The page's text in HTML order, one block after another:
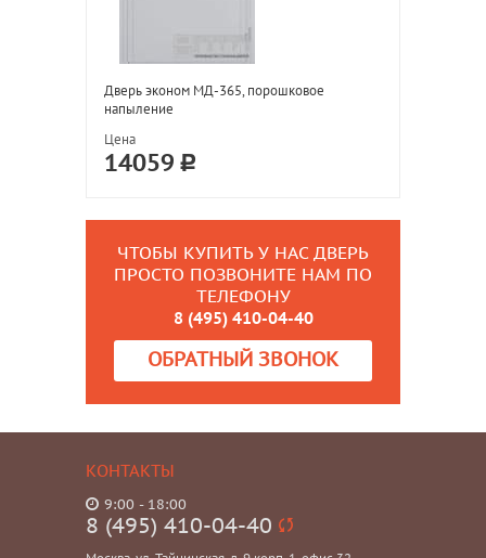
Дверь эконом МД-365, порошковое
напыление
Цена
14059
ЧТОБЫ КУПИТЬ У НАС ДВЕРЬ
ПРОСТО ПОЗВОНИТЕ НАМ ПО
ТЕЛЕФОНУ
8 (495) 410-04-40
ОБРАТНЫЙ ЗВОНОК
КОНТАКТЫ
9:00 - 18:00
8 (495) 410-04-40